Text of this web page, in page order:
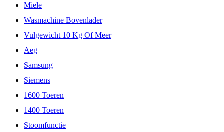
Miele
Wasmachine Bovenlader
Vulgewicht 10 Kg Of Meer
Aeg
Samsung
Siemens
1600 Toeren
1400 Toeren
Stoomfunctie